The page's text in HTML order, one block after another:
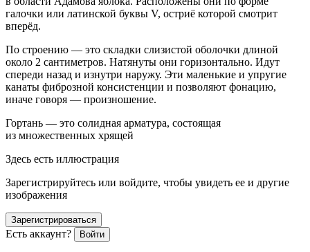
галочки или латинской буквы V, остриё которой смотрит
вперёд.
По строению — это складки слизистой оболочки длиной
около 2 сантиметров. Натянуты они горизонтально. Идут
спереди назад и изнутри наружу. Эти маленькие и упругие
канаты фиброзной консистенции и позволяют фонацию,
иначе говоря — произношение.
Гортань — это солидная арматура, состоящая
из множественных хрящей
Здесь есть иллюстрация
Зарегистрируйтесь или войдите, чтобы увидеть ее и другие
изображения
Зарегистрироваться
Есть аккаунт? Войти